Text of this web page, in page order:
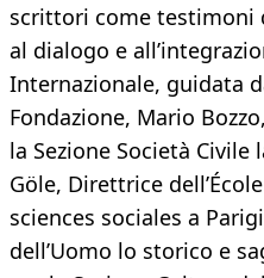
scrittori come testimoni
al dialogo e
Internazionale, guidata
Fondazione, Mario
la Sezione Società
Göle, Direttrice
sciences sociales a
dell’Uomo lo storico e